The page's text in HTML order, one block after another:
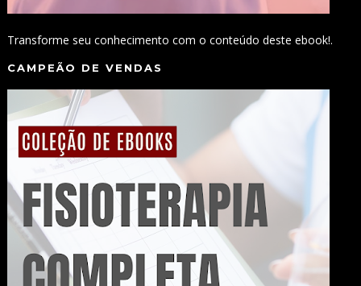
Transforme seu conhecimento com o conteúdo deste ebook!.
CAMPEÃO DE VENDAS